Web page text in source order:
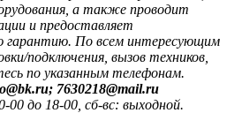
а также проводит
и предоставляет
гарантию. По всем интересующим
подключения, вызов техников,
по указанным телефонам.
7630218@mail.ru
до 18-00, сб-вс: выходной.